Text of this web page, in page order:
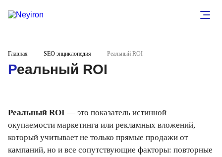
Главная SEO энциклопедия Реальный ROI
Реальный ROI
Реальный ROI — это показатель истинной
окупаемости маркетинга или рекламных вложений,
который учитывает не только прямые продажи от
кампаний, но и все сопутствующие факторы: повторные